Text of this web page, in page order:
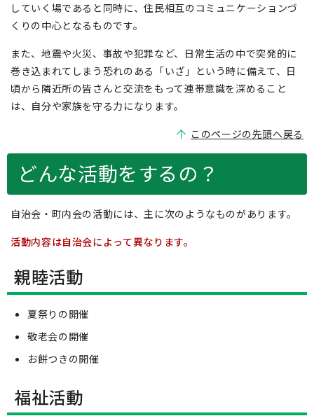
していく場であると同時に、住民相互のコミュニケーションづ
くりの中心となるものです。
また、地震や火災、事故や犯罪など、日常生活の中で突発的に
巻き込まれてしまう恐れのある「いざ」という時に備えて、日
頃から隣近所の皆さんと交流をもって連帯意識を深めること
は、自分や家族を守る力になります。
このページの先頭へ戻る
どんな活動をするの？
自治会・町内会の活動には、主に次のようなものがあります。
活動内容は自治会によって異なります。
親睦活動
夏祭りの開催
敬老会の開催
お餅つきの開催
福祉活動